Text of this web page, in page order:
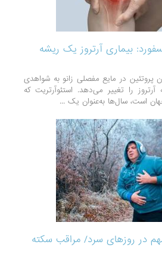
بیماری آرتروز یک ریشه
پروتئین در مایع مفصلی زانو به شواهدی
آرتروز را تغییر می‌دهد. استئوآرتریت که
است، سال‌ها به‌عنوان یک ...
در روزهای سرد/ مراقب سکته‌